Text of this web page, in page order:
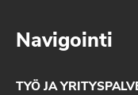
Navigointi
TYÖ JA